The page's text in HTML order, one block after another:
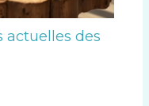
actuelles des